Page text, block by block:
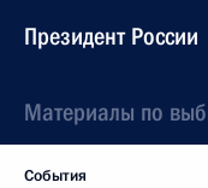
Президент России
Материалы по
События